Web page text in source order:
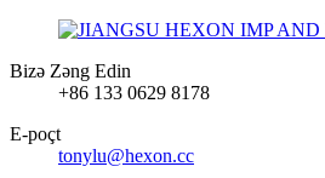
Bizə Zəng Edin
+86 133 0629 8178
E-poçt
tonylu@hexon.cc